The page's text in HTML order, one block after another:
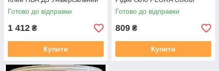
Готово до відправки
1 412 ₴
Купити
Готово до відправки
809 ₴
Купити